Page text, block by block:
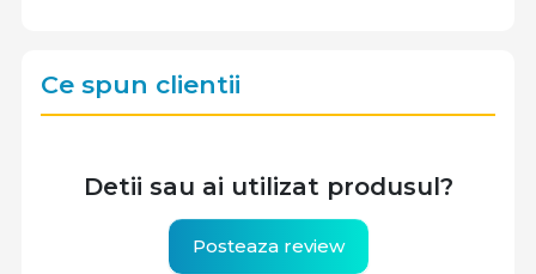
Ce spun clientii
Detii sau ai utilizat produsul?
Posteaza review